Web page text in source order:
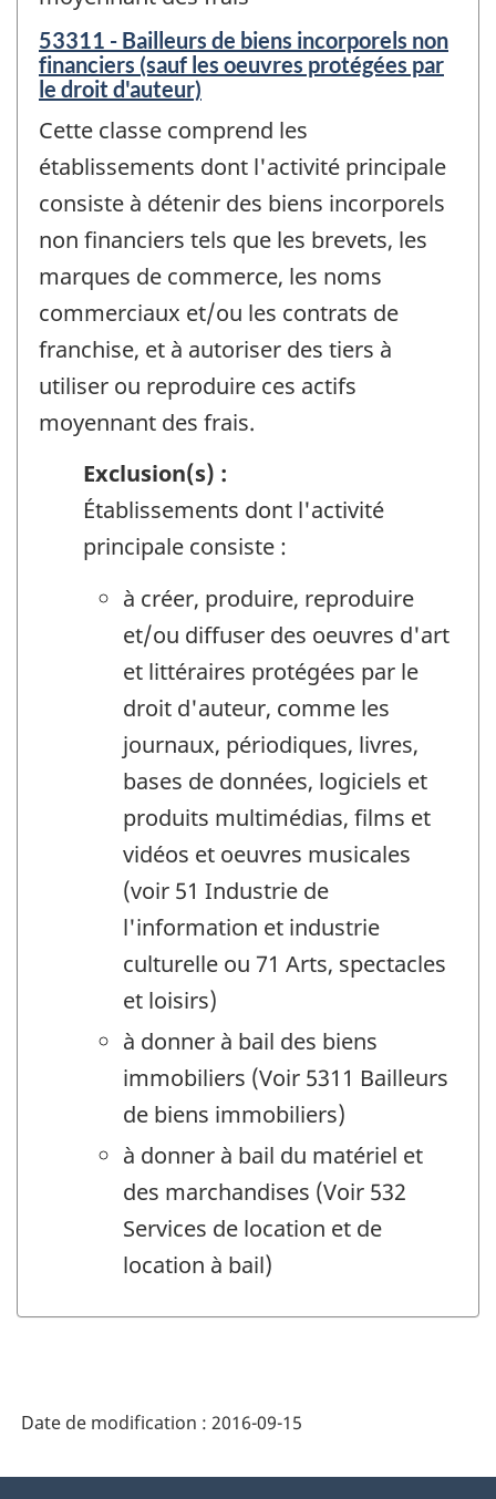
53311 - Bailleurs de biens incorporels non
financiers (sauf les oeuvres protégées par
le droit d'auteur)
Cette classe comprend les
établissements dont l'activité principale
consiste à détenir des biens incorporels
non financiers tels que les brevets, les
marques de commerce, les noms
commerciaux et/ou les contrats de
franchise, et à autoriser des tiers à
utiliser ou reproduire ces actifs
moyennant des frais.
Exclusion(s) :
Établissements dont l'activité
principale consiste :
à créer, produire, reproduire
et/ou diffuser des oeuvres d'art
et littéraires protégées par le
droit d'auteur, comme les
journaux, périodiques, livres,
bases de données, logiciels et
produits multimédias, films et
vidéos et oeuvres musicales
(voir 51 Industrie de
l'information et industrie
culturelle ou 71 Arts, spectacles
et loisirs)
à donner à bail des biens
immobiliers (Voir 5311 Bailleurs
de biens immobiliers)
à donner à bail du matériel et
des marchandises (Voir 532
Services de location et de
location à bail)
Date de modification : 2016-09-15